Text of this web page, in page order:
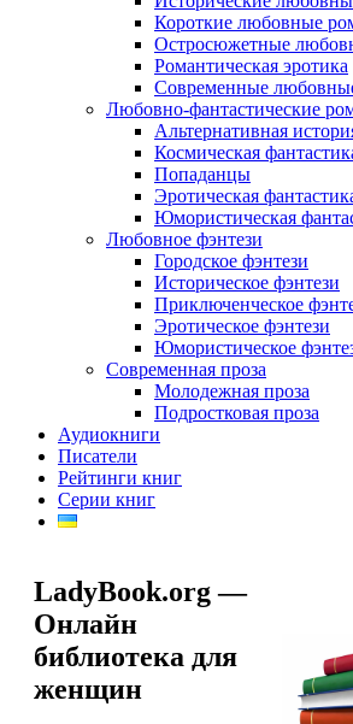
Короткие любовные
Остросюжетные
Романтическая эротика
Современные
Любовно-фантастические
Альтернативная
Космическая
Попаданцы
Эротическая
Юмористическая
Любовное фэнтези
Городское фэнтези
Историческое фэнтези
Приключенческое
Эротическое фэнтези
Юмористическое
Современная проза
Молодежная проза
Подростковая проза
Аудиокниги
Писатели
Рейтинги книг
Серии книг
LadyBook.org —
Онлайн
библиотека для
женщин